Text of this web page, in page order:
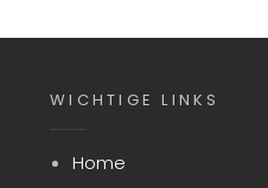
WICHTIGE LINKS
Home